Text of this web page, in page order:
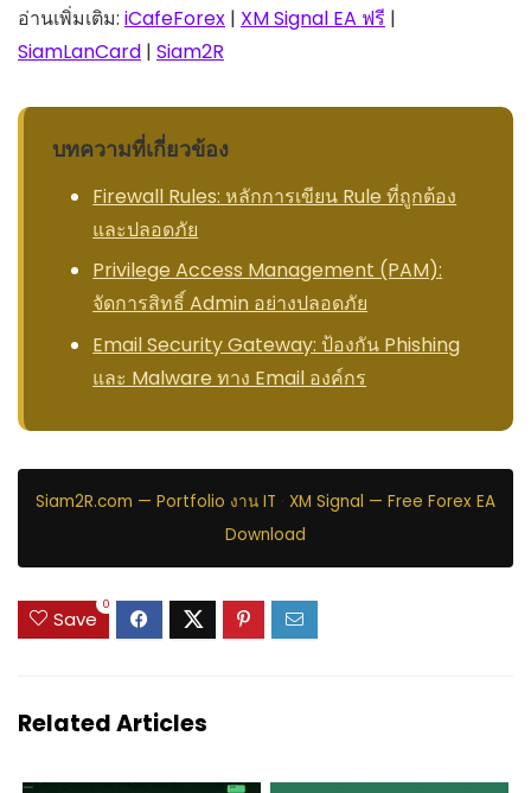
อ่านเพิ่มเติม: iCafeForex | XM Signal EA ฟรี |
SiamLanCard | Siam2R
บทความที่เกี่ยวข้อง
Firewall Rules: หลักการเขียน Rule ที่ถูกต้อง
และปลอดภัย
Privilege Access Management (PAM):
จัดการสิทธิ์ Admin อย่างปลอดภัย
Email Security Gateway: ป้องกัน Phishing
และ Malware ทาง Email องค์กร
Siam2R.com — Portfolio งาน IT · XM Signal — Free Forex EA
Download
Save
0
Related Articles